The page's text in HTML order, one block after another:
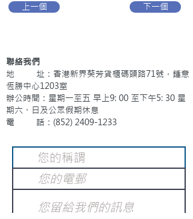
上一個 下一個
聯絡我們
地 址：香港新界葵芳貨櫃碼頭路71號，鍾意
恆勝中心1203室
辦公時間：星期一至五 早上9: 00 至下午5: 30 星
期六、日及公眾假期休息
電 話：(852) 2409-1233